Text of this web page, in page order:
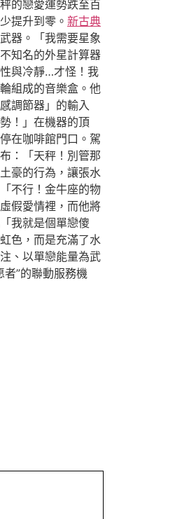
的戀愛運勢跌至百
提升到零。 新古典
器。「我需要星象
知名的外星計算器
與冷靜…才怪！我
組成的音樂盒。他
調節器」的輸入
！」在機器的頂
在咖啡館門口。駕
：「天秤！別管那
豪的行為，讓張水
不行！金牛座的物
假愛情裡，而他將
我就是個單戀傻
色，而是充滿了水
、以單戀能量為武
者”的聯動服務機